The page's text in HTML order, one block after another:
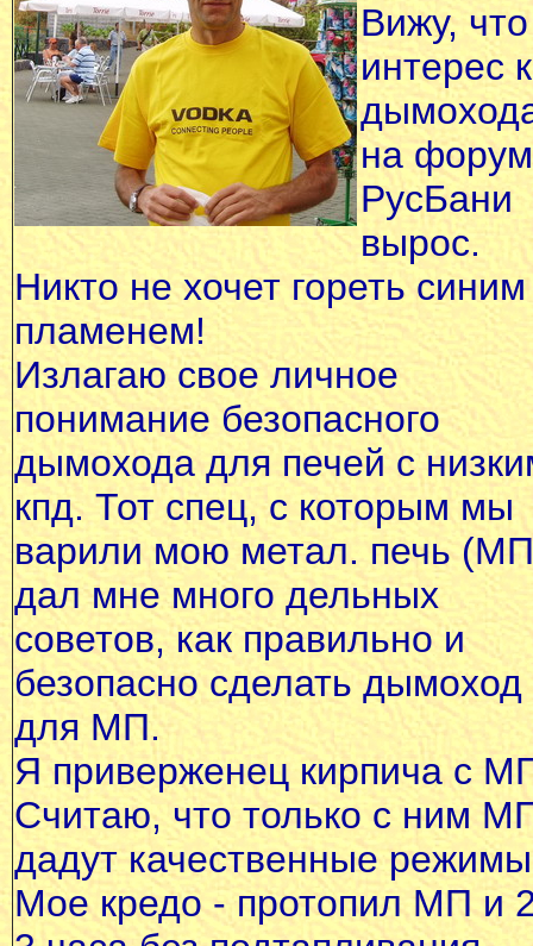
Вижу, что
интерес к
на
РусБани
вырос.
Никто не хочет гореть синим
пламенем!
Излагаю свое личное
понимание безопасного
дымохода для печей с
кпд. Тот спец, с которым мы
варили мою метал. печь
дал мне много дельных
советов, как правильно и
безопасно сделать дымоход
для МП.
Я приверженец кирпича с
Считаю, что только с ним
дадут качественные
Мое кредо - протопил МП и